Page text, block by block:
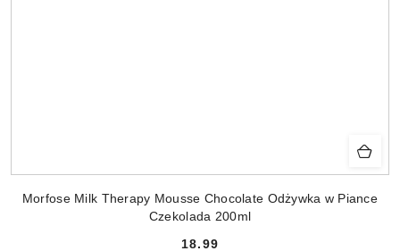
Morfose Milk Therapy Mousse Chocolate Odżywka w Piance
Czekolada 200ml
18.99